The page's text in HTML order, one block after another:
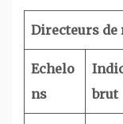
Directeurs de
Echelo
ns
brut